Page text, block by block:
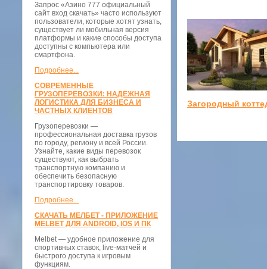
Запрос «Азино 777 официальный
сайт вход скачать» часто используют
пользователи, которые хотят узнать,
существует ли мобильная версия
платформы и какие способы доступа
доступны с компьютера или
смартфона.
Подробнее...
СОВРЕМЕННЫЕ
ГРУЗОПЕРЕВОЗКИ: НАДЕЖНАЯ
ЛОГИСТИКА ДЛЯ БИЗНЕСА И
ЧАСТНЫХ КЛИЕНТОВ
Грузоперевозки —
профессиональная доставка грузов
по городу, региону и всей России.
Узнайте, какие виды перевозок
существуют, как выбрать
транспортную компанию и
обеспечить безопасную
транспортировку товаров.
Подробнее...
СКАЧАТЬ МЕЛБЕТ - ПРИЛОЖЕНИЕ
MELBET ДЛЯ ANDROID, IOS И ПК
Melbet — удобное приложение для
спортивных ставок, live-матчей и
быстрого доступа к игровым
функциям.
Загородный